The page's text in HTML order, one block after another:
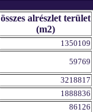
összes alrészlet terület
(m2)
1350109
59769
3218817
1888836
86126